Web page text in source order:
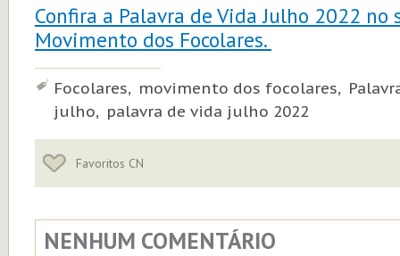
Confira a Palavra de Vida Julho 2022
Movimento dos Focolares.
Tags:Focolares, movimento dos focolares,
julho, palavra de vida julho 2022
Favoritos CN
NENHUM COMENTÁRIO